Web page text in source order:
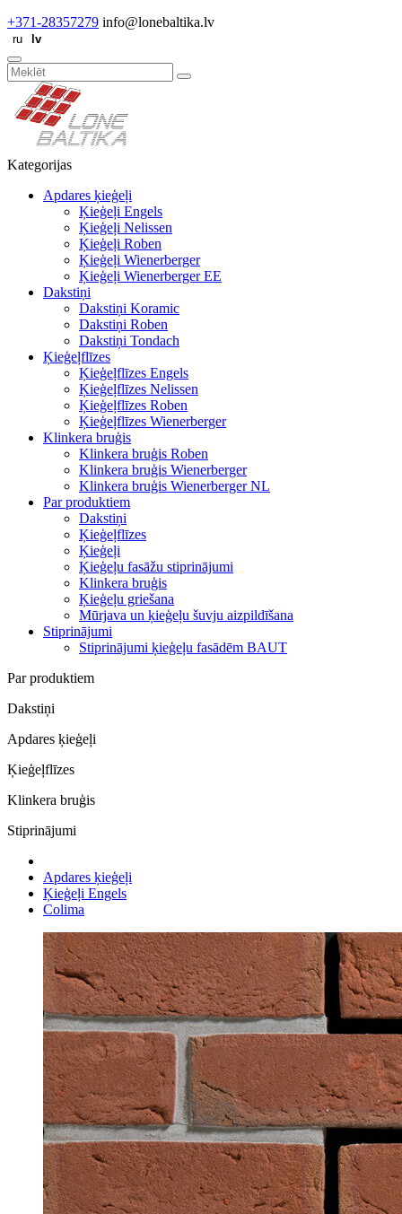
+371-28357279 info@lonebaltika.lv
Kategorijas
Apdares ķieģeļi
Ķieģeļi Engels
Ķieģeļi Nelissen
Ķieģeļi Roben
Ķieģeļi Wienerberger
Ķieģeļi Wienerberger EE
Dakstiņi
Dakstiņi Koramic
Dakstiņi Roben
Dakstiņi Tondach
Ķieģeļflīzes
Ķieģeļflīzes Engels
Ķieģeļflīzes Nelissen
Ķieģeļflīzes Roben
Ķieģeļflīzes Wienerberger
Klinkera bruģis
Klinkera bruģis Roben
Klinkera bruģis Wienerberger
Klinkera bruģis Wienerberger NL
Par produktiem
Dakstiņi
Ķieģeļflīzes
Ķieģeļi
Ķieģeļu fasāžu stiprinājumi
Klinkera bruģis
Ķieģeļu griešana
Mūrjava un ķieģeļu šuvju aizpildīšana
Stiprinājumi
Stiprinājumi ķieģeļu fasādēm BAUT
Par produktiem
Dakstiņi
Apdares ķieģeļi
Ķieģeļflīzes
Klinkera bruģis
Stiprinājumi
Apdares ķieģeļi
Ķieģeļi Engels
Colima